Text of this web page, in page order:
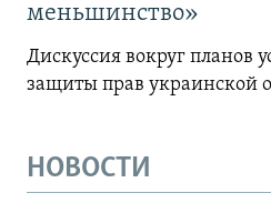
меньшинство»
Дискуссия вокруг планов
защиты прав
НОВОСТИ